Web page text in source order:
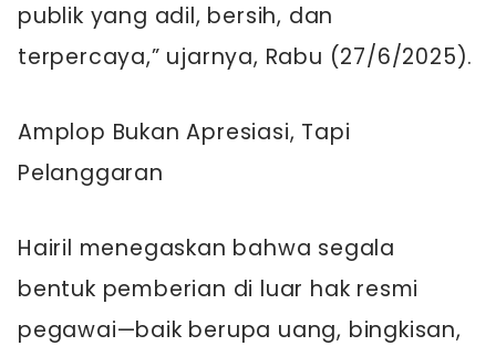
publik yang adil, bersih, dan
terpercaya,” ujarnya, Rabu (27/6/2025).
Amplop Bukan Apresiasi, Tapi
Pelanggaran
Hairil menegaskan bahwa segala
bentuk pemberian di luar hak resmi
pegawai—baik berupa uang, bingkisan,